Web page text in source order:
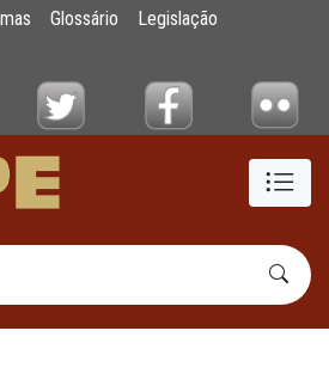
suspensão e correção
Glossário
Legislação